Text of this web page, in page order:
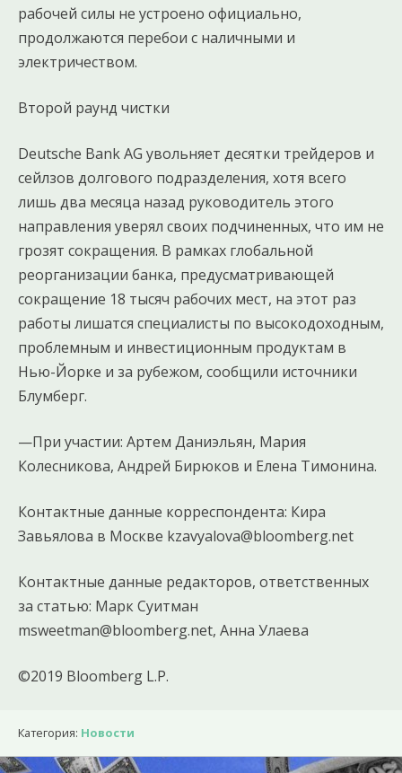
рабочей силы не устроено официально,
продолжаются перебои с наличными и
электричеством.
Второй раунд чистки
Deutsche Bank AG увольняет десятки трейдеров и
сейлзов долгового подразделения, хотя всего
лишь два месяца назад руководитель этого
направления уверял своих подчиненных, что им не
грозят сокращения. В рамках глобальной
реорганизации банка, предусматривающей
сокращение 18 тысяч рабочих мест, на этот раз
работы лишатся специалисты по высокодоходным,
проблемным и инвестиционным продуктам в
Нью-Йорке и за рубежом, сообщили источники
Блумберг.
—При участии: Артем Даниэльян, Мария
Колесникова, Андрей Бирюков и Елена Тимонина.
Контактные данные корреспондента: Кира
Завьялова в Москве kzavyalova@bloomberg.net
Контактные данные редакторов, ответственных
за статью: Марк Суитман
msweetman@bloomberg.net, Анна Улаева
©2019 Bloomberg L.P.
Категория: Новости